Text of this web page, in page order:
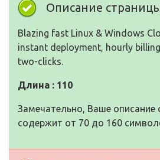
Описание
Blazing fast Linux & Windows
instant deployment, hourly
two-clicks.
Длина : 110
Замечательно, Ваше описание
содержит от 70 до 160